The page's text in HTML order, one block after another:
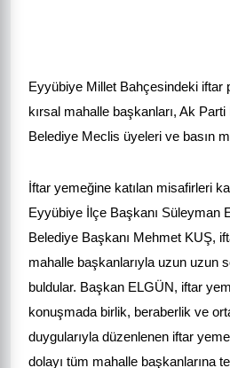
Eyyübiye Millet Bahçesindeki iftar
kırsal mahalle başkanları, Ak
Belediye Meclis üyeleri ve basın
İftar yemeğine katılan misafirleri
Eyyübiye İlçe Başkanı Süleyman
Belediye Başkanı Mehmet KUŞ,
mahalle başkanlarıyla uzun uzun
buldular. Başkan ELGÜN, iftar
konuşmada birlik, beraberlik ve
duygularıyla düzenlenen iftar
dolayı tüm mahalle başkanlarına